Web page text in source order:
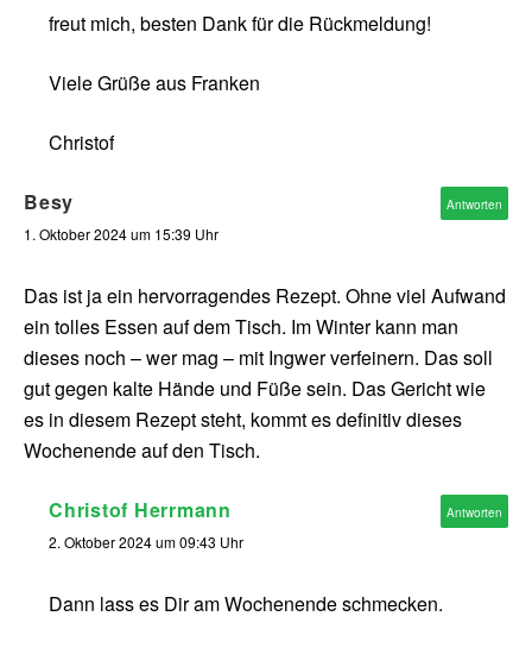
freut mich, besten Dank für die Rückmeldung!
Viele Grüße aus Franken
Christof
Besy
1. Oktober 2024 um 15:39 Uhr
Das ist ja ein hervorragendes Rezept. Ohne viel Aufwand
ein tolles Essen auf dem Tisch. Im Winter kann man
dieses noch – wer mag – mit Ingwer verfeinern. Das soll
gut gegen kalte Hände und Füße sein. Das Gericht wie
es in diesem Rezept steht, kommt es definitiv dieses
Wochenende auf den Tisch.
Antworten
Christof Herrmann
2. Oktober 2024 um 09:43 Uhr
Dann lass es Dir am Wochenende schmecken.
Antworten